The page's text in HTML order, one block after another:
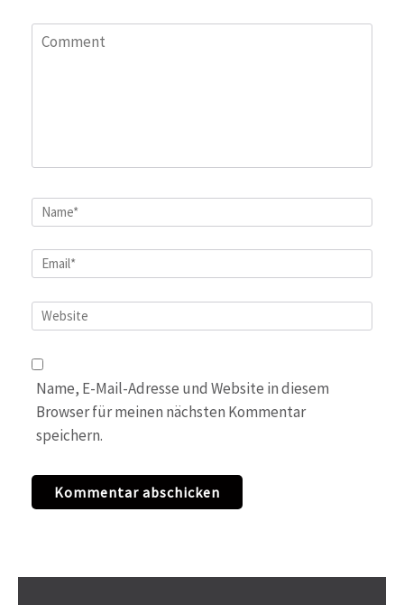
Comment
Name*
Email*
Website
Name, E-Mail-Adresse und Website in diesem
Browser für meinen nächsten Kommentar
speichern.